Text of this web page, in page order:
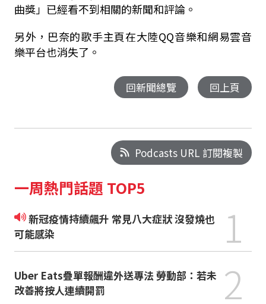
曲獎」已經看不到相關的新聞和評論。
另外，巴奈的歌手主頁在大陸QQ音樂和網易雲音
樂平台也消失了。
回新聞總覽 回上頁
Podcasts URL 訂閱複製
一周熱門話題 TOP5
新冠疫情持續飆升 常見八大症狀 沒發燒也
可能感染
1
Uber Eats疊單報酬違外送專法 勞動部：若未
改善將按人連續開罰
2